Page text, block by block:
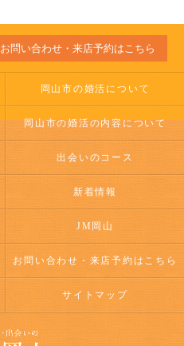
お問い合わせ・来店予約はこちら
岡山市の婚活について
岡山市の婚活の内容について
出会いのコース
新着情報
JM岡山
お問い合わせ・来店予約はこちら
サイトマップ